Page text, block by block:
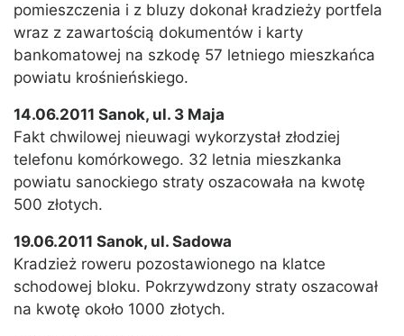
pomieszczenia i z bluzy dokonał kradzieży portfela
wraz z zawartością dokumentów i karty
bankomatowej na szkodę 57 letniego mieszkańca
powiatu krośnieńskiego.
14.06.2011 Sanok, ul. 3 Maja
Fakt chwilowej nieuwagi wykorzystał złodziej
telefonu komórkowego. 32 letnia mieszkanka
powiatu sanockiego straty oszacowała na kwotę
500 złotych.
19.06.2011 Sanok, ul. Sadowa
Kradzież roweru pozostawionego na klatce
schodowej bloku. Pokrzywdzony straty oszacował
na kwotę około 1000 złotych.